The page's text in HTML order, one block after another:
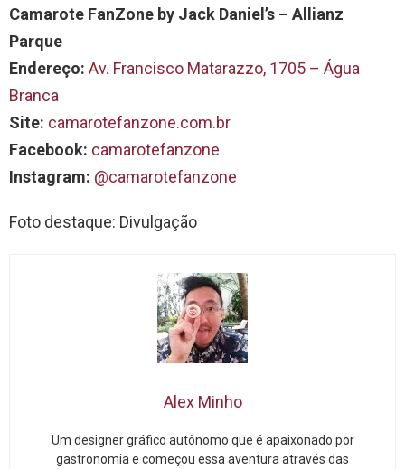
Camarote FanZone by Jack Daniel’s – Allianz
Parque
Endereço: Av. Francisco Matarazzo, 1705 – Água
Branca
Site: camarotefanzone.com.br
Facebook: camarotefanzone
Instagram: @camarotefanzone
Foto destaque: Divulgação
Alex Minho
Um designer gráfico autônomo que é apaixonado por
gastronomia e começou essa aventura através das